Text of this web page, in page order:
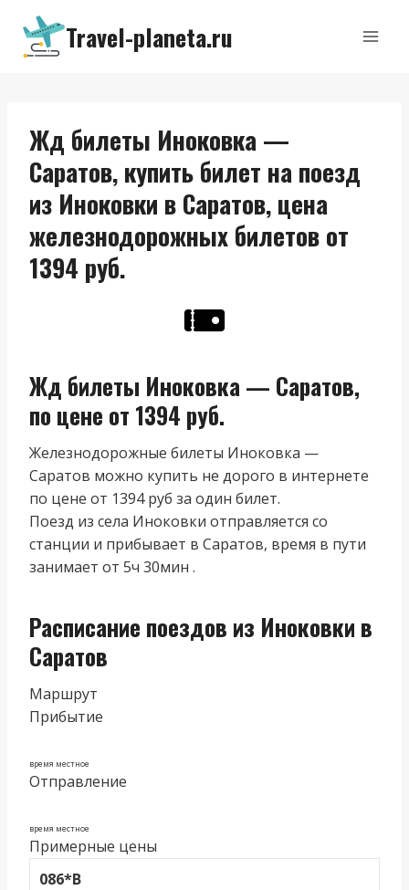
Перейти
содержимому
Travel-planeta.ru
Жд билеты Иноковка —
Саратов, купить билет на поезд
из Иноковки в Саратов, цена
железнодорожных билетов от
1394 руб.
Жд билеты Иноковка — Саратов,
по цене от 1394 руб.
Железнодорожные билеты Иноковка —
Саратов можно купить не дорого в интернете
по цене от 1394 руб за один билет.
Поезд из cела Иноковки отправляется со
станции и прибывает в Саратов, время в пути
занимает от 5ч 30мин .
Расписание поездов из Иноковки в
Саратов
Маршрут
Прибытие
время местное
Отправление
время местное
Примерные цены
086*В